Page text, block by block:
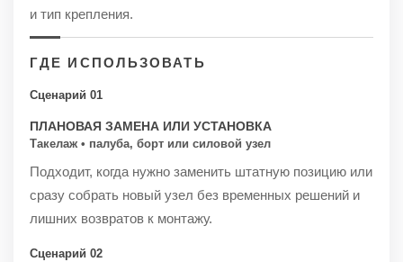
и тип крепления.
ГДЕ ИСПОЛЬЗОВАТЬ
Сценарий 01
ПЛАНОВАЯ ЗАМЕНА ИЛИ УСТАНОВКА
Такелаж • палуба, борт или силовой узел
Подходит, когда нужно заменить штатную позицию или
сразу собрать новый узел без временных решений и
лишних возвратов к монтажу.
Сценарий 02